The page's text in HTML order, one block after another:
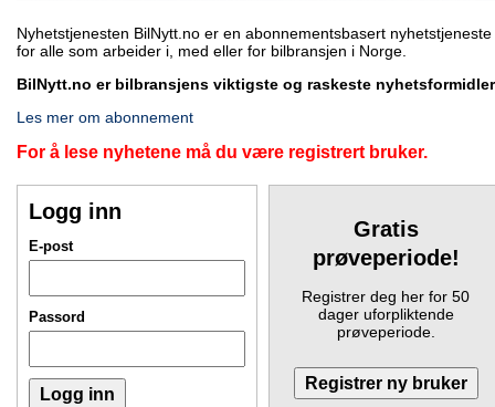
Nyhetstjenesten BilNytt.no er en abonnementsbasert nyhetstjeneste
for alle som arbeider i, med eller for bilbransjen i Norge.
BilNytt.no er bilbransjens viktigste og raskeste
Les mer om abonnement
For å lese nyhetene må du være registrert bruker.
Logg inn
E-post
Passord
Gratis
prøveperiode!
Registrer deg her for 50
dager uforpliktende
prøveperiode.